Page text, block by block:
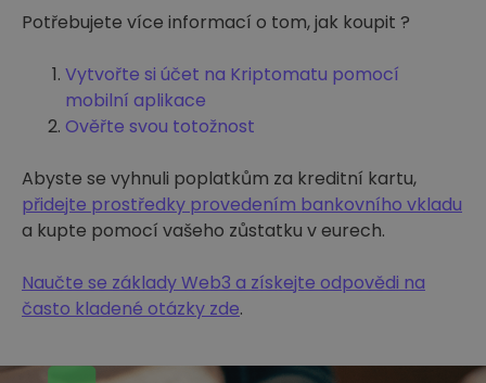
Potřebujete více informací o tom, jak koupit ?
Vytvořte si účet na Kriptomatu pomocí
mobilní aplikace
Ověřte svou totožnost
Abyste se vyhnuli poplatkům za kreditní kartu,
přidejte prostředky provedením bankovního vkladu
a kupte pomocí vašeho zůstatku v eurech.
Naučte se základy Web3 a získejte odpovědi na
často kladené otázky zde.